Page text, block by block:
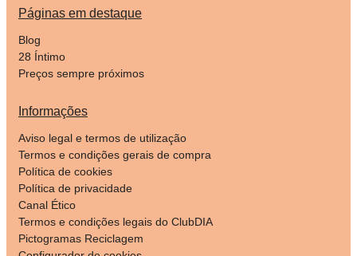
Páginas em destaque
Blog
28 Íntimo
Preços sempre próximos
Informações
Aviso legal e termos de utilização
Termos e condições gerais de compra
Política de cookies
Política de privacidade
Canal Ético
Termos e condições legais do ClubDIA
Pictogramas Reciclagem